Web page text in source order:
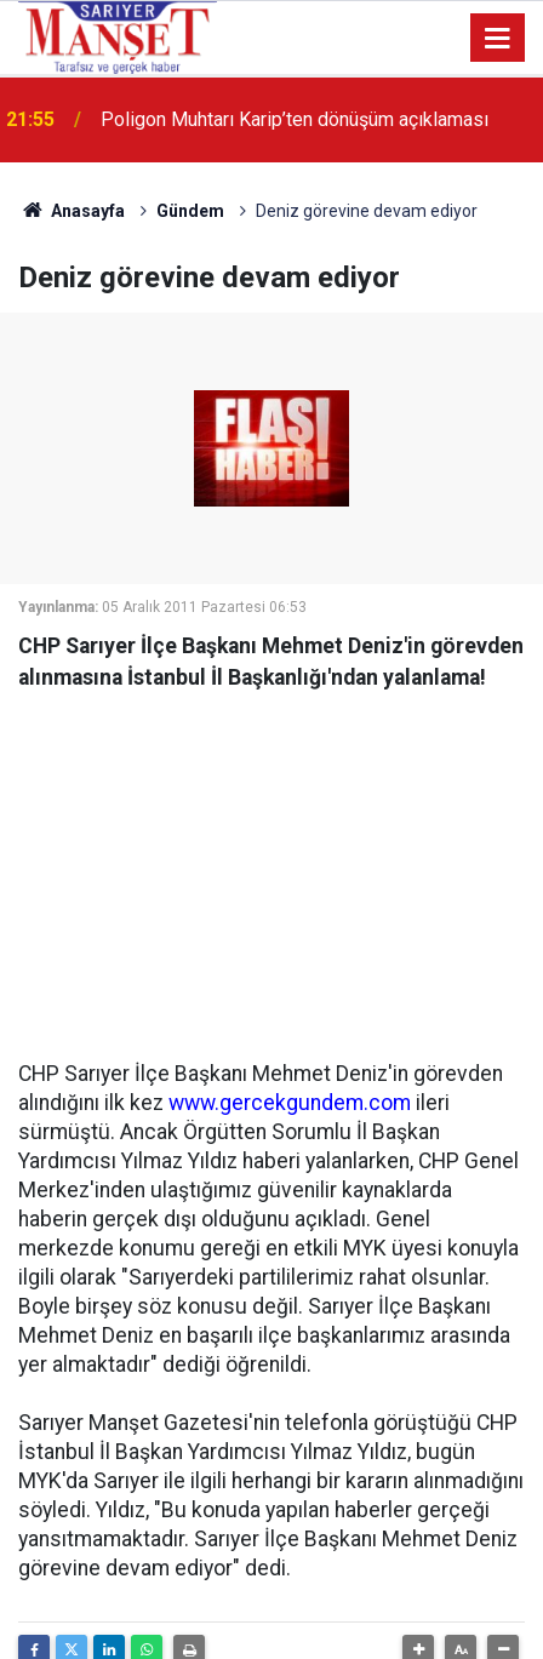
21:55 Poligon Muhtarı Karip’ten dönüşüm açıklaması
13:36 'Poligon'da İstanbul'a örnek proje gerçekleştirilecek'
Anasayfa Gündem Deniz görevine devam ediyor
Deniz görevine devam ediyor
Yayınlanma: 05 Aralık 2011 Pazartesi 06:53
CHP Sarıyer İlçe Başkanı Mehmet Deniz'in görevden
alınmasına İstanbul İl Başkanlığı'ndan yalanlama!
CHP Sarıyer İlçe Başkanı Mehmet Deniz'in görevden
alındığını ilk kez www.gercekgundem.com ileri
sürmüştü. Ancak Örgütten Sorumlu İl Başkan
Yardımcısı Yılmaz Yıldız haberi yalanlarken, CHP Genel
Merkez'inden ulaştığımız güvenilir kaynaklarda
haberin gerçek dışı olduğunu açıkladı. Genel
merkezde konumu gereği en etkili MYK üyesi konuyla
ilgili olarak "Sarıyerdeki partililerimiz rahat olsunlar.
Boyle birşey söz konusu değil. Sarıyer İlçe Başkanı
Mehmet Deniz en başarılı ilçe başkanlarımız arasında
yer almaktadır" dediği öğrenildi.
Sarıyer Manşet Gazetesi'nin telefonla görüştüğü CHP
İstanbul İl Başkan Yardımcısı Yılmaz Yıldız, bugün
MYK'da Sarıyer ile ilgili herhangi bir kararın alınmadığını
söyledi. Yıldız, "Bu konuda yapılan haberler gerçeği
yansıtmamaktadır. Sarıyer İlçe Başkanı Mehmet Deniz
görevine devam ediyor" dedi.